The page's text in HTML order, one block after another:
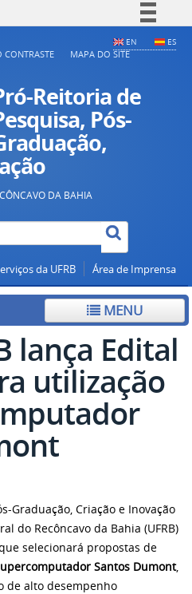
Simplifique!
Participe
Acesso à informação
Legislação
Canais
EN ES
CONTRASTE MAPA DO SITE
Reitoria de
Pós-
DA BAHIA
da UFRB Área de Imprensa
MENU
lança Edital
utilização
Graduação, Criação e Inovação
do Recôncavo da Bahia (UFRB)
selecionará propostas de
Santos Dumont,
de alto desempenho